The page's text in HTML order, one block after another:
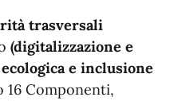
trasversali
(digitalizzazione e
e inclusione
16 Componenti,